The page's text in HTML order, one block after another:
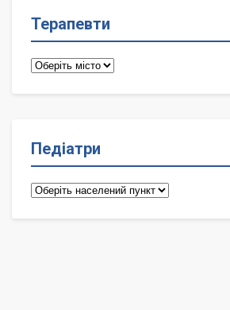
Терапевти
Терапевти
Педіатри
Педіатри